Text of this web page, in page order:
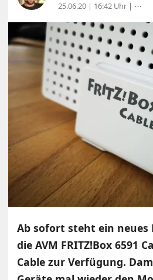
25.06.20 | 16:42 Uhr | ⋯
Ab sofort steht ein neues
die AVM FRITZ!Box 6591
Cable zur Verfügung.